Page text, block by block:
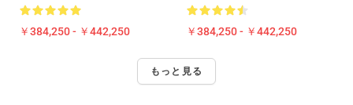
￥384,250 - ￥442,250 ￥384,250 - ￥442,250
もっと見る